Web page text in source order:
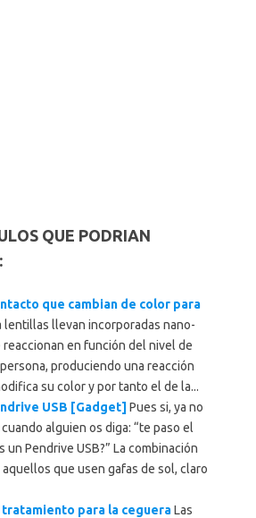
QUE PODRIAN
que cambian de color para
lentillas llevan incorporadas nano-
en función del nivel de
produciendo una reacción
su color y por tanto el de la...
USB [Gadget]Pues si, ya no
alguien os diga: “te paso el
un Pendrive USB?” La combinación
que usen gafas de sol, claro
tratamiento para la cegueraLas